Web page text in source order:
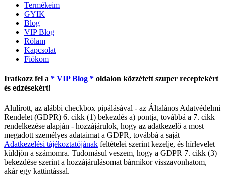
Termékeim
GYIK
Blog
VIP Blog
Rólam
Kapcsolat
Fiókom
Iratkozz fel a * VIP Blog * oldalon közzétett szuper receptekért
és edzésekért!
Alulírott, az alábbi checkbox pipálásával - az Általános Adatvédelmi
Rendelet (GDPR) 6. cikk (1) bekezdés a) pontja, továbbá a 7. cikk
rendelkezése alapján - hozzájárulok, hogy az adatkezelő a most
megadott személyes adataimat a GDPR, továbbá a saját
Adatkezelési tájékoztatójának feltételei szerint kezelje, és hírlevelet
küldjön a számomra. Tudomásul veszem, hogy a GDPR 7. cikk (3)
bekezdése szerint a hozzájárulásomat bármikor visszavonhatom,
akár egy kattintással.